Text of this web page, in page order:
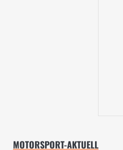
MOTORSPORT-AKTUELL